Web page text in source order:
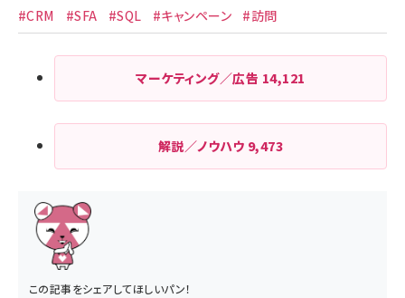
#CRM #SFA #SQL #キャンペーン #訪問
マーケティング／広告 14,121
解説／ノウハウ 9,473
この記事をシェアしてほしいパン！